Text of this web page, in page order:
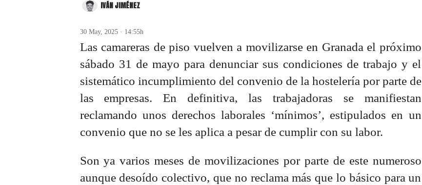
IVÁN JIMÉNEZ
30 May, 2025 · 14:55h
Las camareras de piso vuelven a movilizarse en Granada el próximo
sábado 31 de mayo para denunciar sus condiciones de trabajo y el
sistemático incumplimiento del convenio de la hostelería por parte de
las empresas. En definitiva, las trabajadoras se manifiestan
reclamando unos derechos laborales ‘mínimos’, estipulados en un
convenio que no se les aplica a pesar de cumplir con su labor.
Son ya varios meses de movilizaciones por parte de este numeroso
aunque desoído colectivo, que no reclama más que lo básico para un